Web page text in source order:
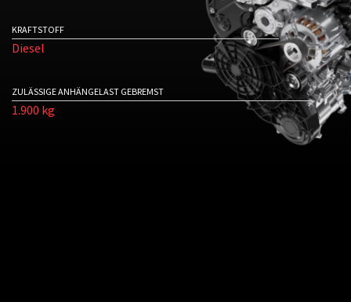
KRAFTSTOFF
Diesel
ZULÄSSIGE ANHÄNGELAST GEBREMST
1.900 kg